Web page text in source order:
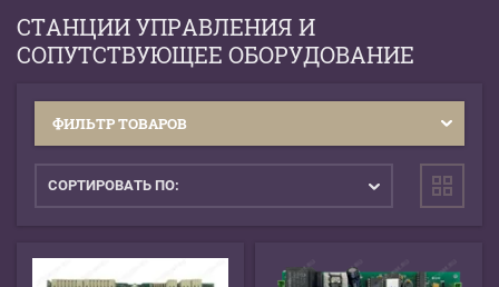
СТАНЦИИ УПРАВЛЕНИЯ И
СОПУТСТВУЮЩЕЕ ОБОРУДОВАНИЕ
ФИЛЬТР ТОВАРОВ
СОРТИРОВАТЬ ПО: